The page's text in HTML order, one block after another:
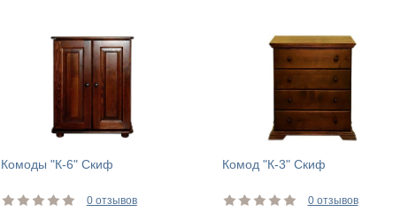
Комоды "К-6" Скиф
0 отзывов
Комод "К-3" Скиф
0 отзывов